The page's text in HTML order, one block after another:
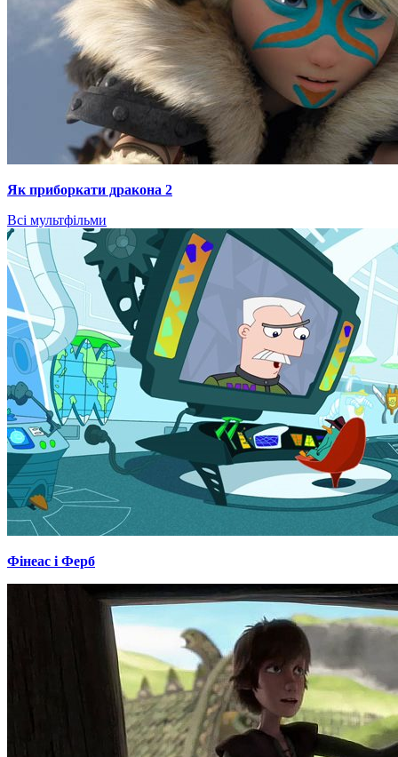
Як приборкати дракона 2
Всі мультфільми
Фінеас і Ферб